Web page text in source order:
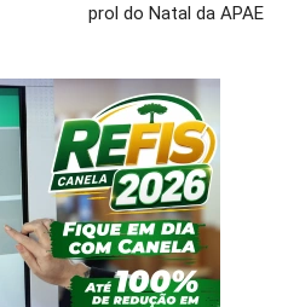
prol do Natal da APAE